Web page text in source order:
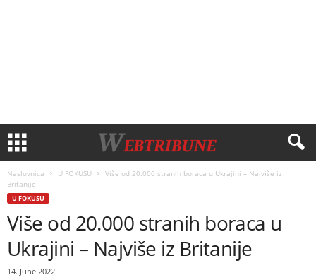
Naslovnica U FOKUSU
Više od 20.000 stranih boraca u Ukrajini – Najviše iz
Britanije
U FOKUSU
Više od 20.000 stranih boraca u
Ukrajini – Najviše iz Britanije
14. June 2022.